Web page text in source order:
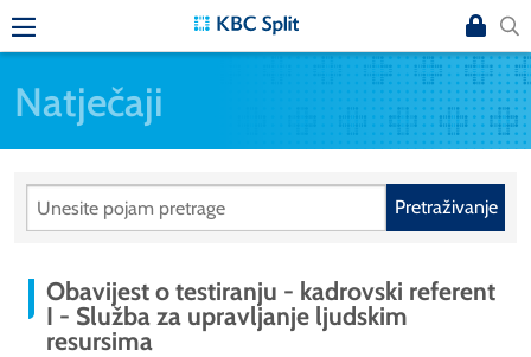
Natječaji
Pretraživanje
Obavijest o testiranju - kadrovski referent
I - Služba za upravljanje ljudskim
resursima